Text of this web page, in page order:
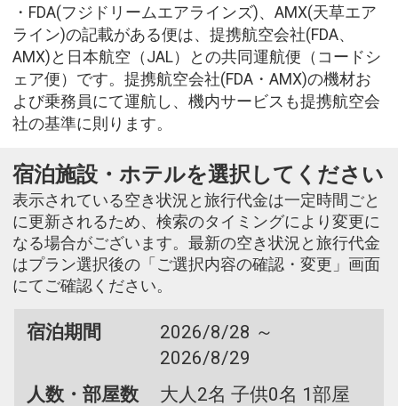
・FDA(フジドリームエアラインズ)、AMX(天草エア
ライン)の記載がある便は、提携航空会社(FDA、
AMX)と日本航空（JAL）との共同運航便（コードシ
ェア便）です。提携航空会社(FDA・AMX)の機材お
よび乗務員にて運航し、機内サービスも提携航空会
社の基準に則ります。
宿泊施設・ホテルを選択してください
表示されている空き状況と旅行代金は一定時間ごと
に更新されるため、検索のタイミングにより変更に
なる場合がございます。最新の空き状況と旅行代金
はプラン選択後の「ご選択内容の確認・変更」画面
にてご確認ください。
宿泊期間
2026/8/28 ～
2026/8/29
人数・部屋数
大人2名 子供0名 1部屋